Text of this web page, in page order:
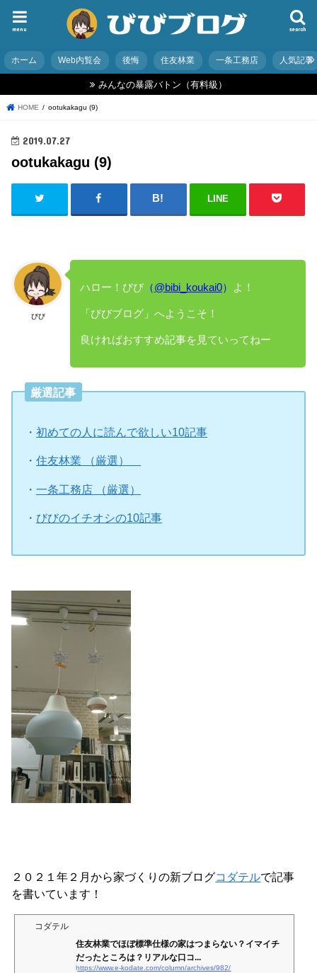
search
menu
ホーム Web内覧会 後悔 住友林業 一条工務店 人気記事
みんなの暴露バトン（有料級）
HOME ootukakagu (9)
2019.07.27
ootukakagu (9)
LINE
びび
ハロー！びび（@bibi_koukai0） よ！
「びびブログ」へようこそ！
良ければおすすめ記事を見ていってねー
厳選記事
・初めての人に読んで欲しい10記事
・住友林業 （厳選）
・一条工務店 （厳選）
・ びびのイチオシの10記事
２０２１年２月から家づくりの新ブログコダテルで記事
を書いています！
コダテル
住友林業でほぼ標準仕様の家はつまらない？イマイチ
だったところは？リアルな口コ...
https://www.e-kodate.com/column/archives/982/